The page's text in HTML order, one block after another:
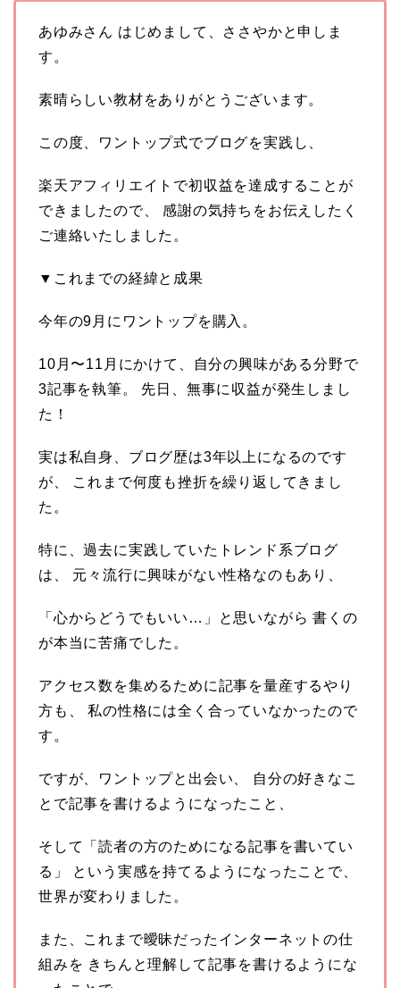
あゆみさん はじめまして、ささやかと申しま
す。
素晴らしい教材をありがとうございます。
この度、ワントップ式でブログを実践し、
楽天アフィリエイトで初収益を達成することが
できましたので、 感謝の気持ちをお伝えしたく
ご連絡いたしました。
▼これまでの経緯と成果
今年の9月にワントップを購入。
10月〜11月にかけて、自分の興味がある分野で
3記事を執筆。 先日、無事に収益が発生しまし
た！
実は私自身、ブログ歴は3年以上になるのです
が、 これまで何度も挫折を繰り返してきまし
た。
特に、過去に実践していたトレンド系ブログ
は、 元々流行に興味がない性格なのもあり、
「心からどうでもいい…」と思いながら 書くの
が本当に苦痛でした。
アクセス数を集めるために記事を量産するやり
方も、 私の性格には全く合っていなかったので
す。
ですが、ワントップと出会い、 自分の好きなこ
とで記事を書けるようになったこと、
そして「読者の方のためになる記事を書いてい
る」 という実感を持てるようになったことで、
世界が変わりました。
また、これまで曖昧だったインターネットの仕
組みを きちんと理解して記事を書けるようにな